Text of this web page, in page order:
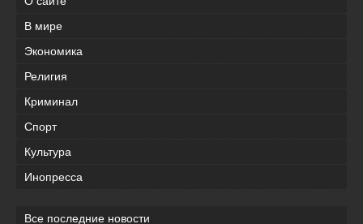
В мире
Экономика
Религия
Криминал
Спорт
Культура
Инопресса
Все последние новости